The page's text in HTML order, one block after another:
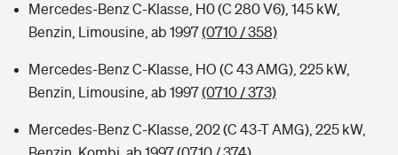
Mercedes-Benz C-Klasse, H0 (C 280 V6), 145 kW,
Benzin, Limousine, ab 1997(0710 / 358)
Mercedes-Benz C-Klasse, HO (C 43 AMG), 225 kW,
Benzin, Limousine, ab 1997(0710 / 373)
Mercedes-Benz C-Klasse, 202 (C 43-T AMG), 225 kW,